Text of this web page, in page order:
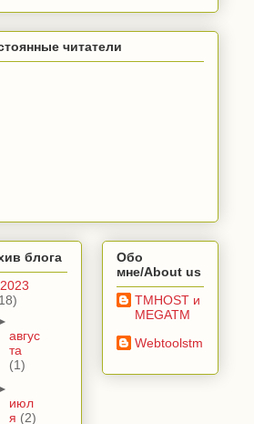
читатели
блога
2023
авгус
та
(1)
июл
я (2)
Обо
мне/About us
TMHOST и
MEGATM
Webtoolstm